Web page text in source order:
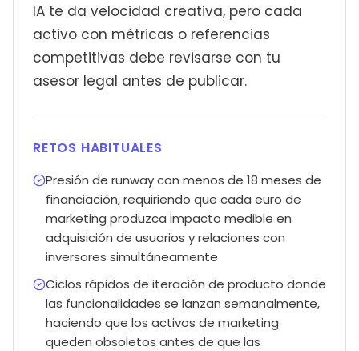
IA te da velocidad creativa, pero cada
activo con métricas o referencias
competitivas debe revisarse con tu
asesor legal antes de publicar.
RETOS HABITUALES
Presión de runway con menos de 18 meses de
financiación, requiriendo que cada euro de
marketing produzca impacto medible en
adquisición de usuarios y relaciones con
inversores simultáneamente
Ciclos rápidos de iteración de producto donde
las funcionalidades se lanzan semanalmente,
haciendo que los activos de marketing
queden obsoletos antes de que las